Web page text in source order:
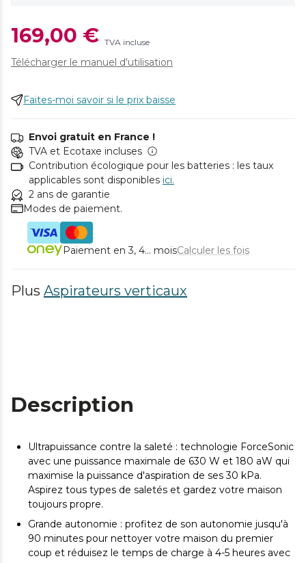
169,00 € TVA incluse
Télécharger le manuel d'utilisation
Faites-moi savoir si le prix baisse
Envoi gratuit en France !
TVA et Ecotaxe incluses
Contribution écologique pour les batteries : les taux
applicables sont disponibles ici.
2 ans de garantie
Modes de paiement.
Paiement en 3, 4... moisCalculer les fois
Plus Aspirateurs verticaux
Description
Ultrapuissance contre la saleté : technologie ForceSonic
avec une puissance maximale de 630 W et 180 aW qui
maximise la puissance d'aspiration de ses 30 kPa.
Aspirez tous types de saletés et gardez votre maison
toujours propre.
Grande autonomie : profitez de son autonomie jusqu'à
90 minutes pour nettoyer votre maison du premier
coup et réduisez le temps de charge à 4-5 heures avec